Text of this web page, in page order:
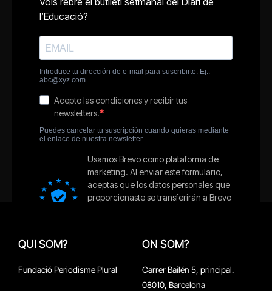
QUI SOM?
Fundació Periodisme Plural
ON SOM?
Carrer Bailén 5, principal.
08010, Barcelona